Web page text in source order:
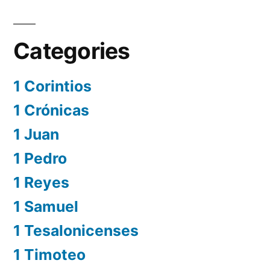
Categories
1 Corintios
1 Crónicas
1 Juan
1 Pedro
1 Reyes
1 Samuel
1 Tesalonicenses
1 Timoteo